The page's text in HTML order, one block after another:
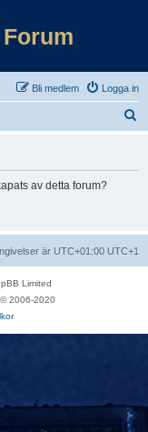
Logga in
Bli medlem
av detta forum?
är UTC+01:00 UTC+1
Limited
© 2006-2020